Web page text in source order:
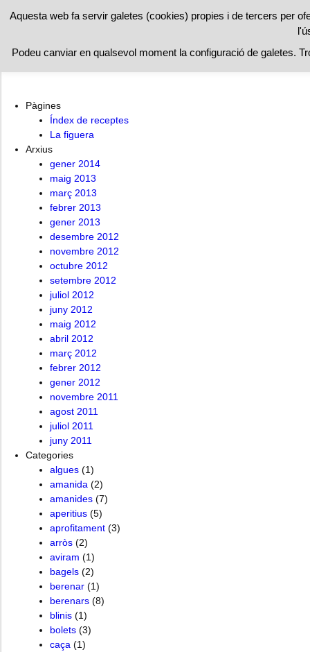
A l’ombra de la figuera Índex de receptes La figuera
Pàgines
Índex de receptes
La figuera
Arxius
gener 2014
maig 2013
març 2013
febrer 2013
gener 2013
desembre 2012
novembre 2012
octubre 2012
setembre 2012
juliol 2012
juny 2012
maig 2012
abril 2012
març 2012
febrer 2012
gener 2012
novembre 2011
agost 2011
juliol 2011
juny 2011
Categories
algues (1)
amanida (2)
amanides (7)
aperitius (5)
aprofitament (3)
arròs (2)
aviram (1)
bagels (2)
berenar (1)
berenars (8)
blinis (1)
bolets (3)
caça (1)
Aquesta web fa servir galetes (cookies) propies i de tercers per
Podeu canviar en qualsevol moment la configuració de galetes.